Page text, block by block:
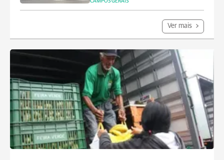
Ver mais